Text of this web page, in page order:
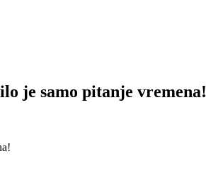
je samo pitanje vremena!